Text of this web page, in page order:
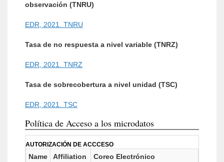
observación (TNRU)
EDR, 2021. TNRU
Tasa de no respuesta a nivel variable (TNRZ)
EDR, 2021. TNRZ
Tasa de sobrecobertura a nivel unidad (TSC)
EDR, 2021. TSC
Política de Acceso a los microdatos
AUTORIZACIÓN DE ACCCESO
Name Affiliation Coreo Electrónico